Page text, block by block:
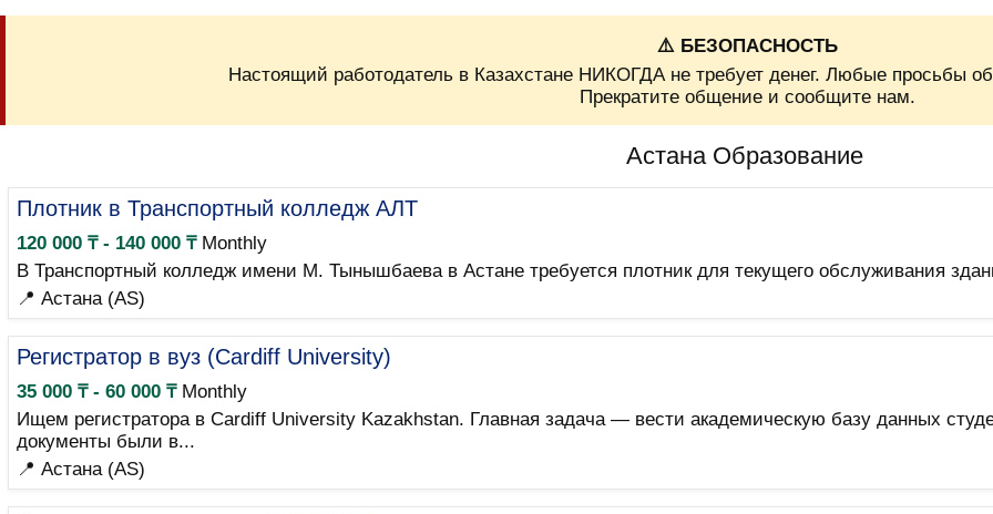
⚠️ БЕЗОПАСНОСТЬ
Настоящий работодатель в Казахстане НИКОГДА не требует денег. Любые просьбы
Прекратите общение и сообщите нам.
Астана Образование
Плотник в Транспортный колледж АЛТ
120 000 ₸ - 140 000 ₸Monthly
В Транспортный колледж имени М. Тынышбаева в Астане требуется плотник для текущего обслуживания
📍 Астана (AS)
Регистратор в вуз (Cardiff University)
35 000 ₸ - 60 000 ₸Monthly
Ищем регистратора в Cardiff University Kazakhstan. Главная задача — вести академическую базу данных
документы были в...
📍 Астана (AS)